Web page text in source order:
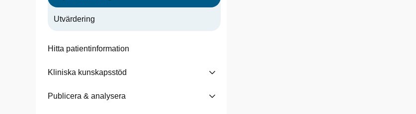
Utvärdering
Hitta patientinformation
Kliniska kunskapsstöd
Publicera & analysera